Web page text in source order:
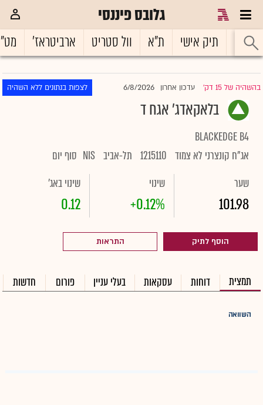
גלובס פיננסי
ראשי תיק אישי ת"א וול סטריט ארביטראז'
בהשהיה של 15 דק' |עדכון אחרון 6/8/2026 לצפות בנתונים ללא השהיה
בלאקאדג' אגח ד
BLACKEDGE B4
אג"ח קונצרני לא צמוד 1215110 תל-אביב NIS סוף יום
שער
101.98
שינוי
+0.12%
שינוי באג'
0.12
הוסף לתיק התראות
תמצית דוחות עסקאות בעלי עניין פורום חדשות
השוואה